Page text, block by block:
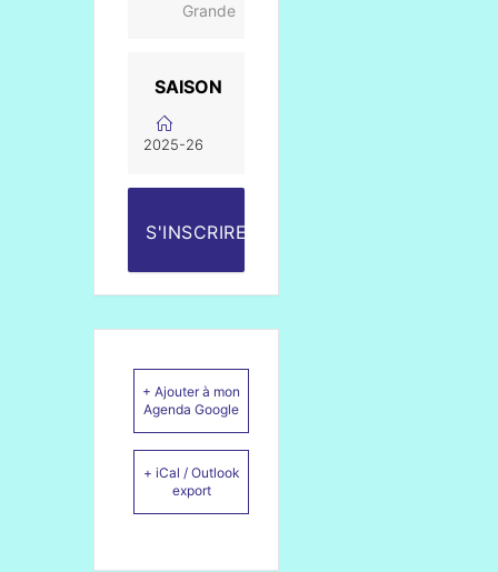
Grande
SAISON
2025-26
S'INSCRIRE
+ Ajouter à mon
Agenda Google
+ iCal / Outlook
export